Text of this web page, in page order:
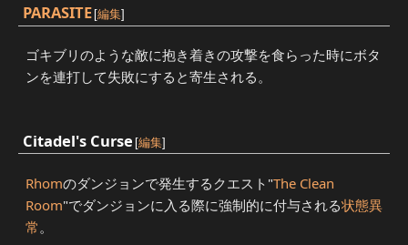
PARASITE [編集]
ゴキブリのような敵に抱き着きの攻撃を食らった時にボタ
ンを連打して失敗にすると寄生される。
Citadel's Curse [編集]
Rhomのダンジョンで発生するクエスト"The Clean
Room"でダンジョンに入る際に強制的に付与される状態異
常。